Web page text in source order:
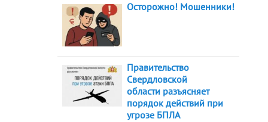
Осторожно! Мошенники!
Правительство
Свердловской
области разъясняет
порядок действий при
угрозе БПЛА